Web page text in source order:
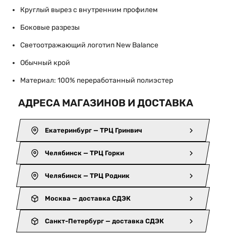
Круглый вырез с внутренним профилем
Боковые разрезы
Светоотражающий логотип New Balance
Обычный крой
Материал: 100% переработанный полиэстер
АДРЕСА МАГАЗИНОВ И ДОСТАВКА
Екатеринбург — ТРЦ Гринвич
Челябинск — ТРЦ Горки
Челябинск — ТРЦ Родник
Москва — доставка СДЭК
Санкт-Петербург — доставка СДЭК